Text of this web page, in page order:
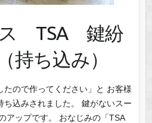
ス TSA 鍵紛
ち込み）
たので作ってください」と お客様
ち込みされました。 鍵がないスー
アップです。 おなじみの「TSA